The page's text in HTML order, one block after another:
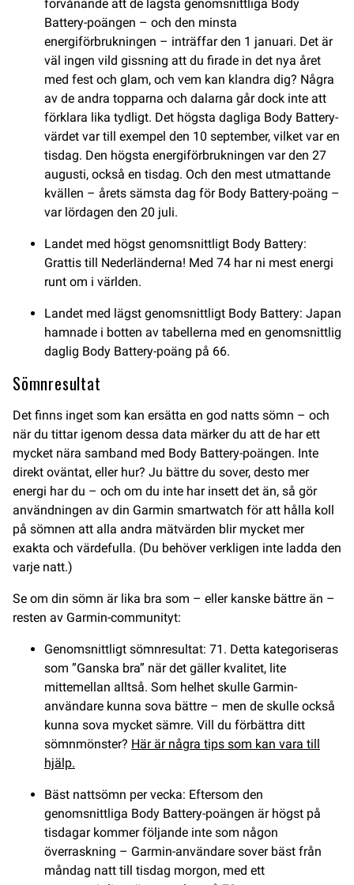
förvånande att de lägsta genomsnittliga Body
Battery-poängen – och den minsta
energiförbrukningen – inträffar den 1 januari. Det är
väl ingen vild gissning att du firade in det nya året
med fest och glam, och vem kan klandra dig? Några
av de andra topparna och dalarna går dock inte att
förklara lika tydligt. Det högsta dagliga Body Battery-
värdet var till exempel den 10 september, vilket var en
tisdag. Den högsta energiförbrukningen var den 27
augusti, också en tisdag. Och den mest utmattande
kvällen – årets sämsta dag för Body Battery-poäng –
var lördagen den 20 juli.
Landet med högst genomsnittligt Body Battery:
Grattis till Nederländerna! Med 74 har ni mest energi
runt om i världen.
Landet med lägst genomsnittligt Body Battery: Japan
hamnade i botten av tabellerna med en genomsnittlig
daglig Body Battery-poäng på 66.
Sömnresultat
Det finns inget som kan ersätta en god natts sömn – och
när du tittar igenom dessa data märker du att de har ett
mycket nära samband med Body Battery-poängen. Inte
direkt oväntat, eller hur? Ju bättre du sover, desto mer
energi har du – och om du inte har insett det än, så gör
användningen av din Garmin smartwatch för att hålla koll
på sömnen att alla andra mätvärden blir mycket mer
exakta och värdefulla. (Du behöver verkligen inte ladda den
varje natt.)
Se om din sömn är lika bra som – eller kanske bättre än –
resten av Garmin-communityt:
Genomsnittligt sömnresultat: 71. Detta kategoriseras
som ”Ganska bra” när det gäller kvalitet, lite
mittemellan alltså. Som helhet skulle Garmin-
användare kunna sova bättre – men de skulle också
kunna sova mycket sämre. Vill du förbättra ditt
sömnmönster? Här är några tips som kan vara till
hjälp.
Bäst nattsömn per vecka: Eftersom den
genomsnittliga Body Battery-poängen är högst på
tisdagar kommer följande inte som någon
överraskning – Garmin-användare sover bäst från
måndag natt till tisdag morgon, med ett